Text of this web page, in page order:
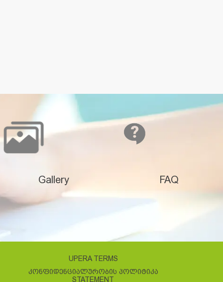
Gallery FAQ
UPERA TERMS
ᲙᲝᲜᲤᲘᲓᲔᲜᲪᲘᲐᲚᲣᲠᲝᲑᲘᲡ ᲞᲝᲚᲘᲢᲘᲙᲐ
STATEMENT